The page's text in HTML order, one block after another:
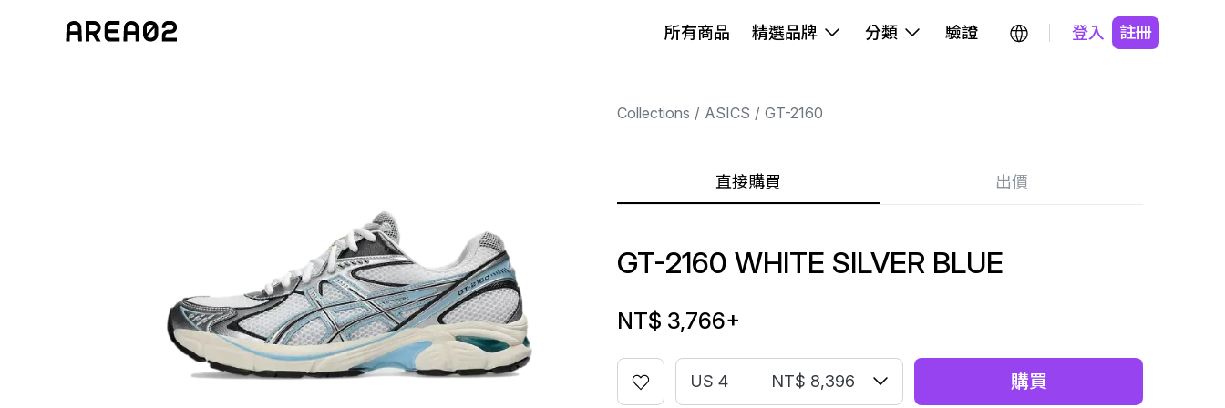
所有商品 精選品牌 分類 驗證 登入 註冊
Collections ASICS GT-2160
直接購買 出價
GT-2160 WHITE SILVER BLUE
NT$ 3,766+
US 4 NT$ 8,396 購買